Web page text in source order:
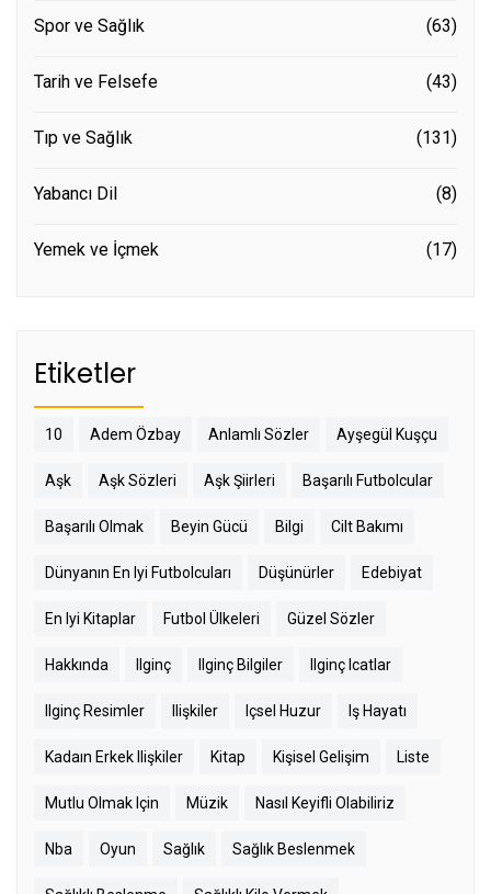
Spor ve Sağlık (63)
Tarih ve Felsefe (43)
Tıp ve Sağlık (131)
Yabancı Dil (8)
Yemek ve İçmek (17)
Etiketler
10 Adem Özbay Anlamlı Sözler Ayşegül Kuşçu
Aşk Aşk Sözleri Aşk Şiirleri Başarılı Futbolcular
Başarılı Olmak Beyin Gücü Bilgi Cilt Bakımı
Dünyanın En Iyi Futbolcuları Düşünürler Edebiyat
En Iyi Kitaplar Futbol Ülkeleri Güzel Sözler
Hakkında Ilginç Ilginç Bilgiler Ilginç Icatlar
Ilginç Resimler Ilişkiler Içsel Huzur Iş Hayatı
Kadaın Erkek Ilişkiler Kitap Kişisel Gelişim Liste
Mutlu Olmak Için Müzik Nasıl Keyifli Olabiliriz
Nba Oyun Sağlık Sağlık Beslenmek